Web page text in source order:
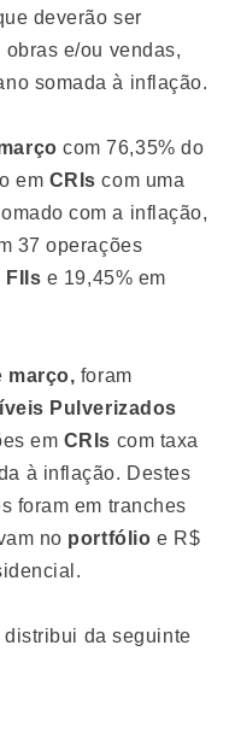
deverão ser
obras e/ou vendas,
somada à inflação.
com 76,35% do
em CRIs com uma
com a inflação,
37 operações
FIIs e 19,45% em
março, foram
Pulverizados
em CRIs com taxa
à inflação. Destes
foram em tranches
no portfólio e R$
distribui da seguinte